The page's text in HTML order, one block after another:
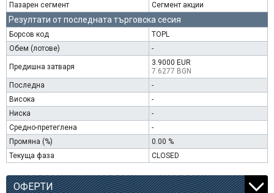
Пазарен сегмент
Сегмент акции
Резултати от последната търговска сесия
Борсов код
TOPL
Обем (лотове)
-
Предишна затваря
3.9000 EUR
7.6277 BGN
Последна
-
Висока
-
Ниска
-
Средно-претеглена
-
Промяна (%)
0.00 %
Текуща фаза
CLOSED
ОФЕРТИ